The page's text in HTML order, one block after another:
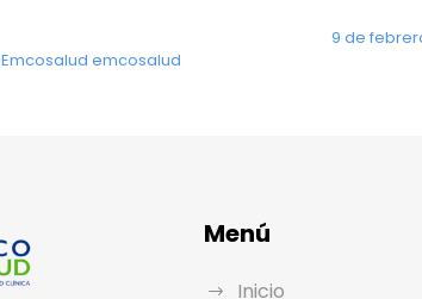
Emcosalud emcosalud
9 de
Menú
Inicio